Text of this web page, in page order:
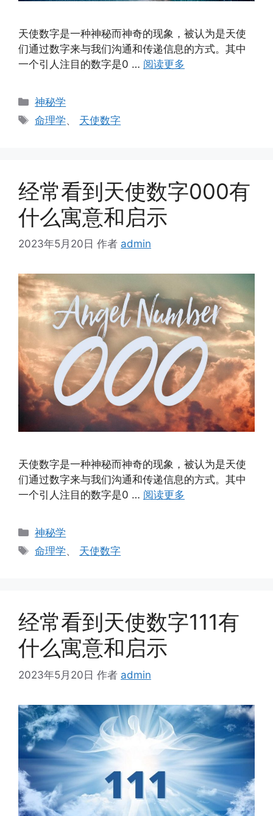
天使数字是一种神秘而神奇的现象，被认为是天使
们通过数字来与我们沟通和传递信息的方式。其中
一个引人注目的数字是0 … 阅读更多
分
类
神秘学
标
命理学、 天使数字
经常看到天使数字000有
什么寓意和启示
2023年5月20日 作者 admin
天使数字是一种神秘而神奇的现象，被认为是天使
们通过数字来与我们沟通和传递信息的方式。其中
一个引人注目的数字是0 … 阅读更多
分
类
神秘学
标
命理学、 天使数字
经常看到天使数字111有
什么寓意和启示
2023年5月20日 作者 admin